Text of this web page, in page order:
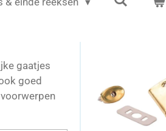
gaatjes
goed